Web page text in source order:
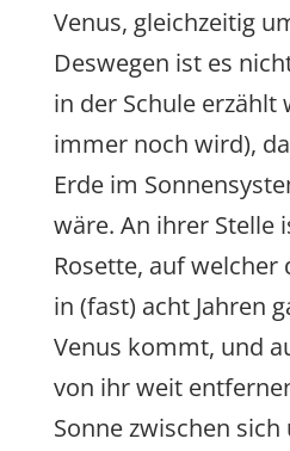
Venus, gleichzeitig
Deswegen ist es
in der Schule erzählt
immer noch wird),
Erde im
wäre. An ihrer Stelle
Rosette, auf welcher
in (fast) acht Jahren
Venus kommt, und
von ihr weit
Sonne zwischen